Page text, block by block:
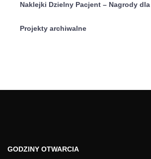
Naklejki Dzielny Pacjent – Nagrody dla
Projekty archiwalne
GODZINY OTWARCIA